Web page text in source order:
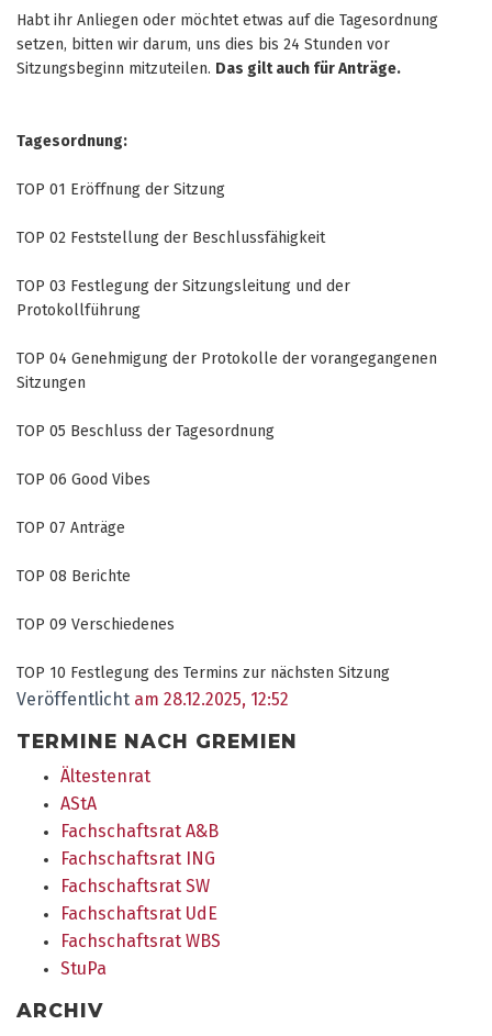
Habt ihr Anliegen oder möchtet etwas auf die Tagesordnung
setzen, bitten wir darum, uns dies bis 24 Stunden vor
Sitzungsbeginn mitzuteilen. Das gilt auch für Anträge.
Tagesordnung:
TOP 01 Eröffnung der Sitzung
TOP 02 Feststellung der Beschlussfähigkeit
TOP 03 Festlegung der Sitzungsleitung und der
Protokollführung
TOP 04 Genehmigung der Protokolle der vorangegangenen
Sitzungen
TOP 05 Beschluss der Tagesordnung
TOP 06 Good Vibes
TOP 07 Anträge
TOP 08 Berichte
TOP 09 Verschiedenes
TOP 10 Festlegung des Termins zur nächsten Sitzung
Veröffentlicht am 28.12.2025, 12:52
TERMINE NACH GREMIEN
Ältestenrat
AStA
Fachschaftsrat A&B
Fachschaftsrat ING
Fachschaftsrat SW
Fachschaftsrat UdE
Fachschaftsrat WBS
StuPa
ARCHIV